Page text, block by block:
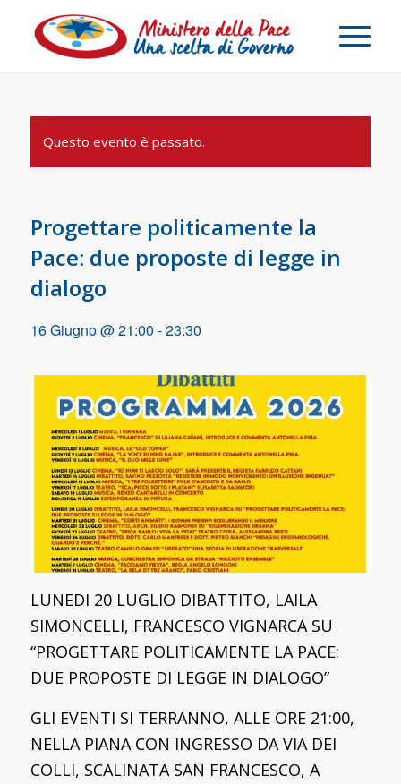
Questo evento è passato.
Progettare politicamente la
Pace: due proposte di legge in
dialogo
16 Giugno @ 21:00 -23:30
LUNEDI 20 LUGLIO DIBATTITO, LAILA
SIMONCELLI, FRANCESCO VIGNARCA SU
“PROGETTARE POLITICAMENTE LA PACE:
DUE PROPOSTE DI LEGGE IN DIALOGO”
GLI EVENTI SI TERRANNO, ALLE ORE 21:00,
NELLA PIANA CON INGRESSO DA VIA DEI
COLLI, SCALINATA SAN FRANCESCO, A